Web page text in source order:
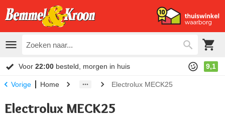
Voor 22:00 besteld, morgen in huis 9,1
Vorige Home Electrolux MECK25
Electrolux MECK25